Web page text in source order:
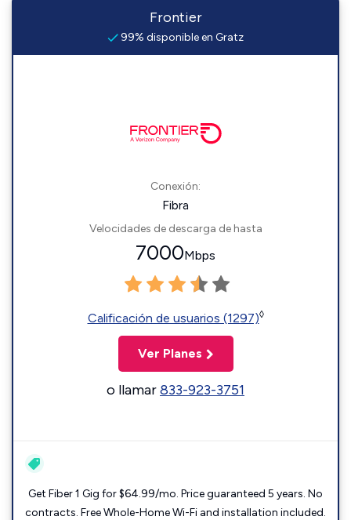
Frontier
99% disponible en Gratz
Conexión:
Fibra
Velocidades de descarga de hasta
7000Mbps
Calificación de usuarios (1297)◊
Ver Planes
o llamar833-923-3751
Get Fiber 1 Gig for $64.99/mo. Price guaranteed 5 years. No
contracts. Free Whole-Home Wi-Fi and installation included.